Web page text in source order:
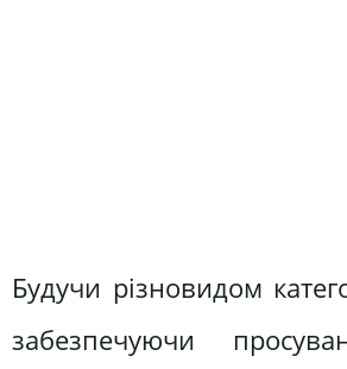
Будучи різновидом
забезпечуючи